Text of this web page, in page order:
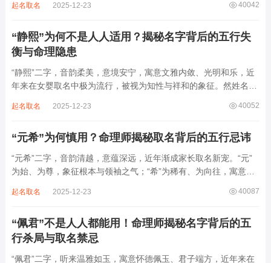
增心力。细察“睿雅”之局，实藏金水成势、火土受制之患，若不顾
40042
起名取名 2025-12-23
“静熙”为何不是人人适用？揭秘名字背后的五行失
衡与命理隐患
“静熙”二字，音韵柔美，意境安宁，寓意文雅内敛、光明和乐，近
年来在女婴取名中极为流行，被视为知性与祥和的象征。然姓名命
象，实藏金水偏寒、火气受制之弊，若不顾八字强弱，盲目套用，
40052
起名取名 2025-12-23
“元希”为何慎用？命理师揭秘取名背后的五行忌讳
“元希”二字，音韵清越，意蕴深远，近年渐成家长取名新宠。“元”
为始、为尊，象征根本与领袖之气；“希”为稀有、为向往，寓意卓
象。然姓名非止文雅，实为命理气场之枢纽。一字之选，关乎运途
40087
起名取名 2025-12-23
“佩君”不是人人都能用！命理师揭秘名字背后的五
行杀局与取名禁忌
“佩君”二字，听来温雅如玉，寓意怀德佩玉、君子端方，近年来在